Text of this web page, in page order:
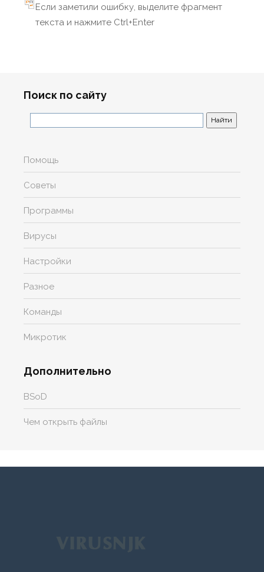
Если заметили ошибку, выделите фрагмент
текста и нажмите Ctrl+Enter
Поиск по сайту
Помощь
Советы
Программы
Вирусы
Настройки
Разное
Команды
Микротик
Дополнительно
BSoD
Чем открыть файлы